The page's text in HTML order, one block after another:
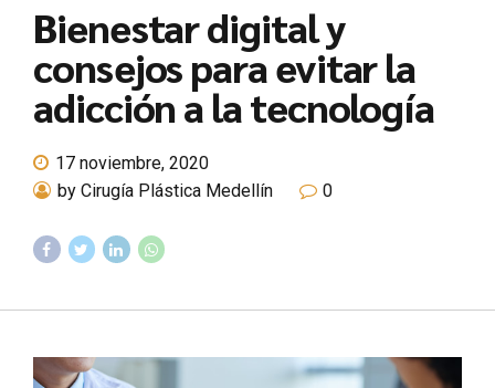
Bienestar digital y
consejos para evitar la
adicción a la tecnología
17 noviembre, 2020
by Cirugía Plástica Medellín
0